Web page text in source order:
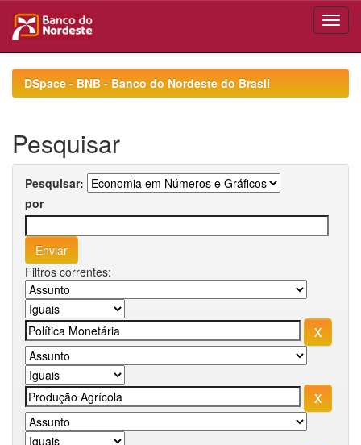
navigationDSpace - BNB - Banco do Nordeste do Brasil
Pesquisar
Pesquisar:
por
Filtros correntes: